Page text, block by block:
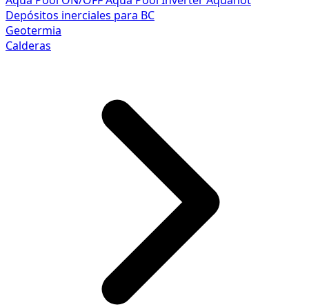
Depósitos inerciales para BC
Geotermia
Calderas